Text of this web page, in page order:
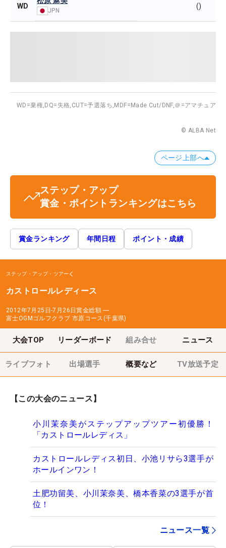
WD
JPN
()
WD=棄権, DQ=失格, CUT=予選落ち, MDF=Made Cut/DNF,＠=アマチュア
© ALBA Net
ページ上部へ
ステップ・アップ
賞金・ポイントランキングはこちら
賞金ランキング 年間日程 ポイント・成績
ステップ・アップ・ツアー
カストロールレディース
2012年7月25日-7月26日賞金総額 ―
富士OGMゴルフクラブ 市原コース(千葉県)
大会TOP リーダーボード 組み合せ ニュース
ライブフォト 出場選手 概要など TV放送予定
【この大会のニュース】
小川茉奈美がステップアップツアー初優勝！
「カストロールレディス」
カストロールレディス初日、小池リサら3選手が
ホールインワン！
土肥功留美、小川茉奈美、橋本香菜の3選手が首
位！
ニュース一覧